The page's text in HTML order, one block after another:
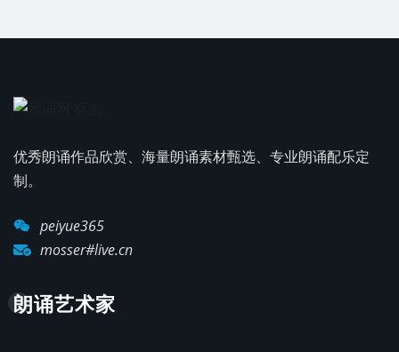
优秀朗诵作品欣赏、海量朗诵素材甄选、专业朗诵配乐定
制。
peiyue365
mosser#live.cn
朗诵艺术家